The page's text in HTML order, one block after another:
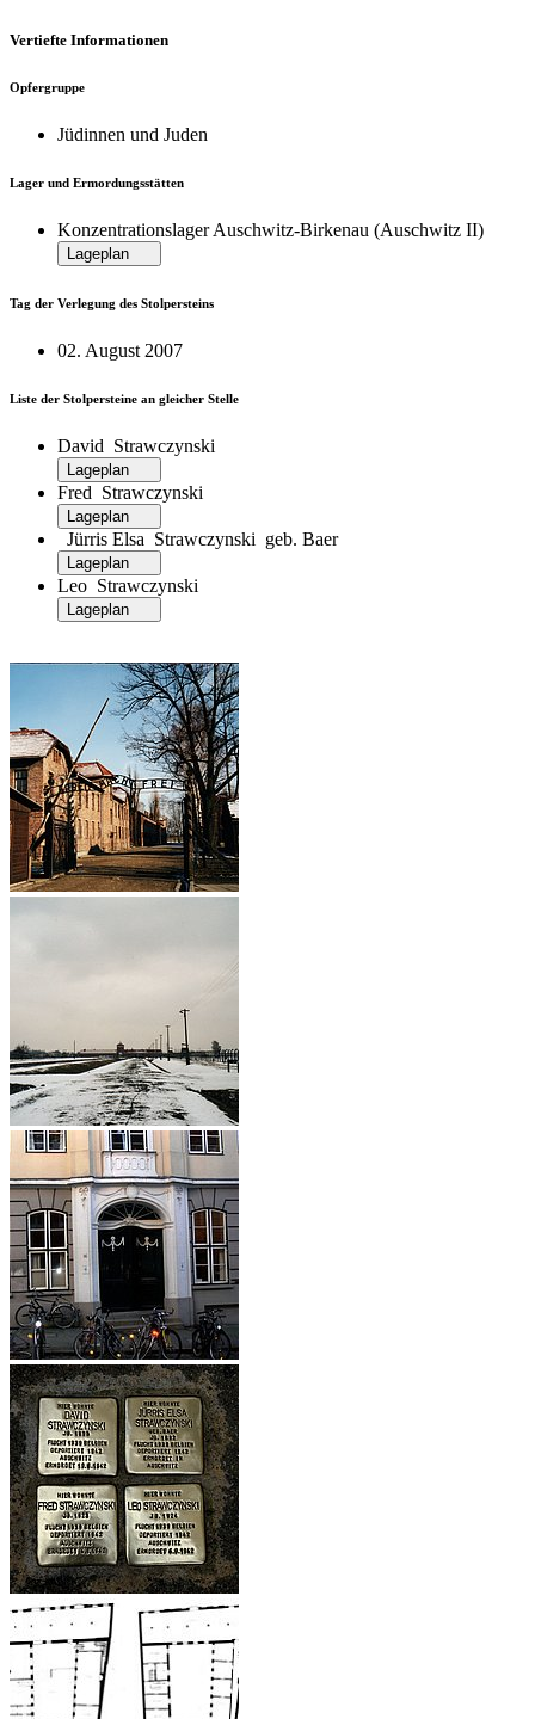
Vertiefte Informationen
Opfergruppe
Jüdinnen und Juden
Lager und Ermordungsstätten
Konzentrationslager Auschwitz-Birkenau (Auschwitz II)
Tag der Verlegung des Stolpersteins
02. August 2007
Liste der Stolpersteine an gleicher Stelle
David Strawczynski
Fred Strawczynski
Jürris Elsa Strawczynski geb. Baer
Leo Strawczynski